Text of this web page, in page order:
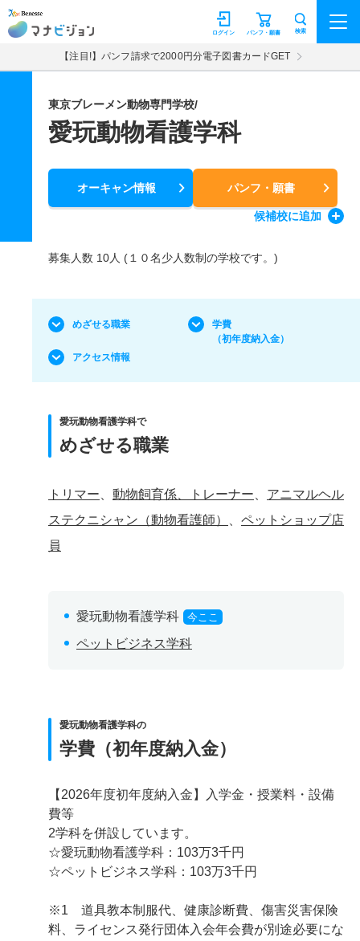
マナビジョン パンフ・願書
ログイン 検索
【注目!】パンフ請求で2000円分電子図書カードGET
東京ブレーメン動物専門学校/
愛玩動物看護学科
オーキャン情報 パンフ・願書
候補校に追加
募集人数 10人 (１０名少人数制の学校です。)
めざせる職業
学費
（初年度納入金）
アクセス情報
愛玩動物看護学科で
めざせる職業
トリマー 動物飼育係、トレーナー
アニマルヘル
ステクニシャン（動物看護師）
ペットショップ店
員
愛玩動物看護学科 今ここ
ペットビジネス学科
愛玩動物看護学科の
学費（初年度納入金）
【2026年度初年度納入金】入学金・授業料・設備
費等
2学科を併設しています。
☆愛玩動物看護学科：103万3千円
☆ペットビジネス学科：103万3千円
※1 道具教本制服代、健康診断費、傷害災害保険
料、ライセンス発行団体入会年会費が別途必要にな